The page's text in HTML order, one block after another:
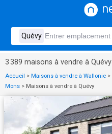
3 389 maisons à vendre à Quévy
Accueil > Maisons à vendre à Wallonie >
Mons > Maisons à vendre à Quévy